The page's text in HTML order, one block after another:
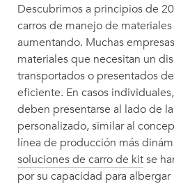
Descubrimos a principios de
carros de manejo de
aumentando. Muchas
materiales que necesitan un
transportados o presentados
eficiente. En casos
deben presentarse al lado de
personalizado, similar al
línea de producción más
soluciones de carro de kitse
por su capacidad para